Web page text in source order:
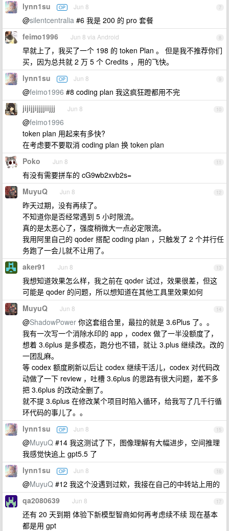
7
lynn1su OP Jun 8
@silentcentralia #6 我是 200 的 pro 套餐
8
feimo1996 Jun 8 via Android
早就上了，我买了一个 198 的 token Plan 。 但是我不推荐你们
买，因为总共就 2 万 5 个 Credits ，用的飞快。
9
lynn1su OP Jun 8
@feimo1996 #8 coding plan 我这疯狂蹬都用不完
10
jijijjijjjjiijjj Jun 8
@feimo1996
token plan 用起来有多快?
在考虑要不要取消 coding plan 换 token plan
11
Poko Jun 8
有没有需要拼车的 cG9wb2xvb2s=
12
MuyuQ Jun 8
昨天过期，没有再续了。
不知道你是否经常遇到 5 小时限流。
真的是太恶心了，强度稍微大一点必定限流。
我用阿里自己的 qoder 搭配 coding plan ，只触发了 2 个并行任
务跑了一会儿就不让用了。
13
aker91 Jun 8
我想知道效果怎么样，我之前在 qoder 试过，效果很差，但这
可能是 qoder 的问题，所以想知道在其他工具里效果如何
14
MuyuQ Jun 8
@ShadowPower 你这套组合里，最拉的就是 3.6Plus 了。。
我有一次写一个消除水印的 app ，codex 做了一半没额度了，
想着 3.6plus 是多模态，跑分也不错，就让 3.plus 继续改。改的
一团乱麻。
等 codex 额度刷新以后让 codex 继续干活儿，codex 对代码改
动做了一下 review ，吐槽 3.6plus 的思路有很大问题，差不多
把 3.6plus 的改动全删了。
就不提 3.6plus 在修改某个项目时陷入循环，给我写了几千行循
环代码的事儿了。。
15
lynn1su OP Jun 8
@MuyuQ #14 我这测试了下，图像理解有大幅进步，空间推理
我感觉快追上 gpt5.5 了
16
lynn1su OP Jun 8
@MuyuQ #12 我这个没遇到过欸，我接在自己的中转站上用的
17
qa2080639 Jun 8
还有 20 天到期 体验下新模型智商如何再考虑续不续 现在基本
都是用 gpt